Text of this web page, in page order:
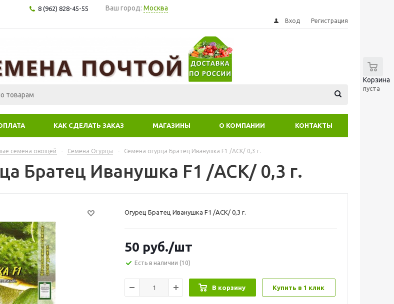
8 (962) 828-45-55 Ваш город: Москва
Вход Регистрация
Корзина
пуста
КАК СДЕЛАТЬ ЗАКАЗ МАГАЗИНЫ О КОМПАНИИ КОНТАКТЫ
семена овощей - Семена Огурцы - Семена огурца Братец Иванушка F1 /АСК/ 0,3 г.
Братец Иванушка F1 /АСК/ 0,3 г.
Огурец Братец Иванушка F1 /АСК/ 0,3 г.
50 руб./шт
Есть в наличии (10)
В корзину Купить в 1 клик